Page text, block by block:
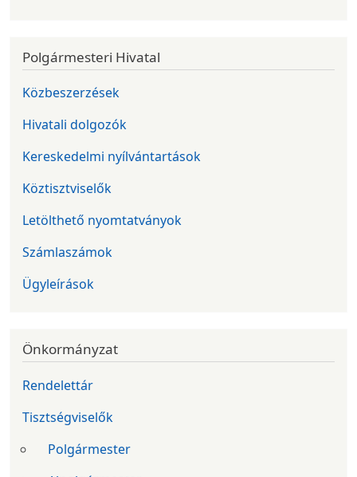
Polgármesteri Hivatal
Közbeszerzések
Hivatali dolgozók
Kereskedelmi nyílvántartások
Köztisztviselők
Letölthető nyomtatványok
Számlaszámok
Ügyleírások
Önkormányzat
Rendelettár
Tisztségviselők
Polgármester